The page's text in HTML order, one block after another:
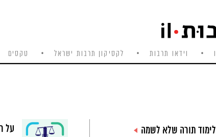
וידאו תרבות לקסיקון תרבות ישראל טקסים
לימוד תורה שלא לשמה
על